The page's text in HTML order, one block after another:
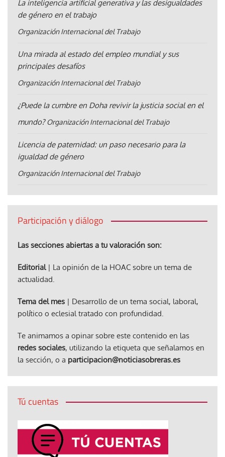
La inteligencia artificial generativa y las desigualdades
de género en el trabajo
Organización Internacional del Trabajo
Una mirada al estado del empleo mundial y sus
principales desafíos
Organización Internacional del Trabajo
¿Puede la cumbre en Doha revivir la justicia social en el
mundo? Organización Internacional del Trabajo
Licencia de paternidad: un paso necesario para la
igualdad de género
Organización Internacional del Trabajo
Participación y diálogo
Las secciones abiertas a tu valoración son:
Editorial| La opinión de la HOAC sobre un tema de
actualidad.
Tema del mes | Desarrollo de un tema social, laboral,
político o eclesial tratado con profundidad.
Te animamos a opinar sobre este contenido en las
redes sociales, utilizando la etiqueta que señalamos en
la sección, o a participacion@noticiasobreras.es
Tú cuentas